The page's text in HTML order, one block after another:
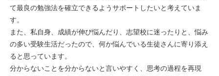
て最良の勉強法を確立できるようサポートしたいと考えていま
す。
また、私自身、成績が伸び悩んだり、志望校に迷ったりと、悩み
の多い受験生活だったので、何か悩んでいる生徒さんに寄り添え
ると思っています。
分からないことを分からないと言いやすく、思考の過程を再現